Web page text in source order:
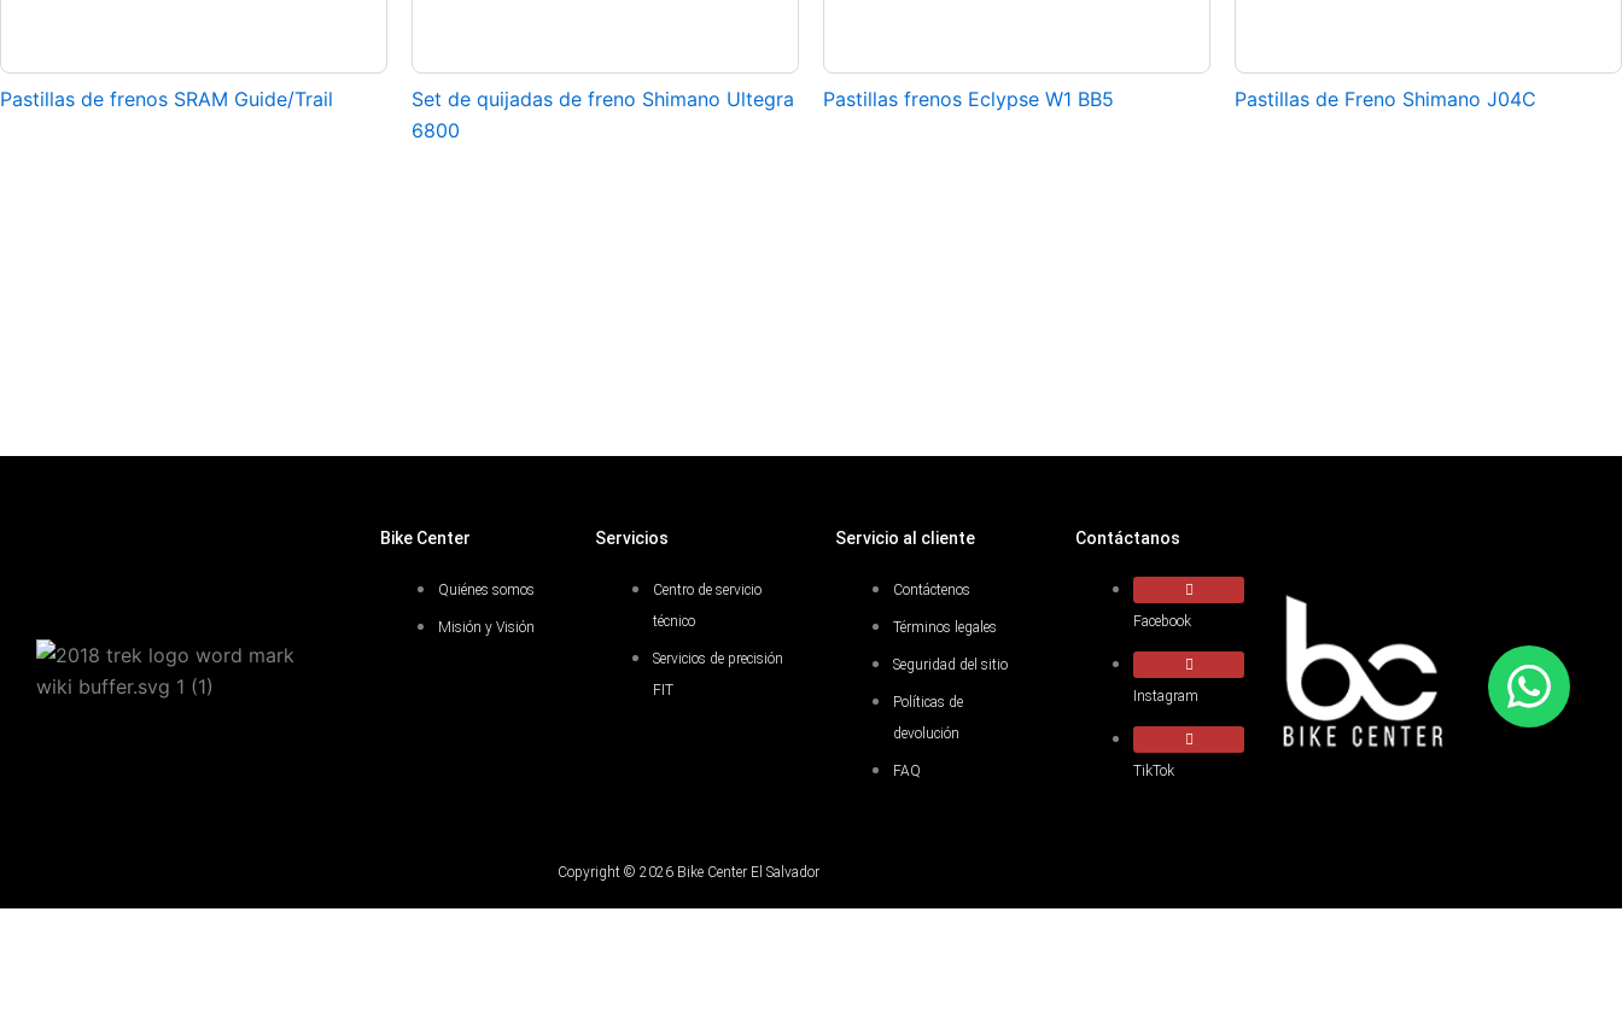
Pastillas de frenos SRAM Guide/Trail
Set de quijadas de freno Shimano Ultegra
6800
Pastillas frenos Eclypse W1 BB5 Pastillas de Freno Shimano J04C
Bike Center
Quiénes somos
Misión y Visión
Servicios
Centro de servicio
técnico
Servicios de precisión
FIT
Servicio al cliente
Contáctenos
Términos legales
Seguridad del sitio
Políticas de
devolución
FAQ
Contáctanos
Facebook
Instagram
TikTok
Copyright © 2026 Bike Center El Salvador